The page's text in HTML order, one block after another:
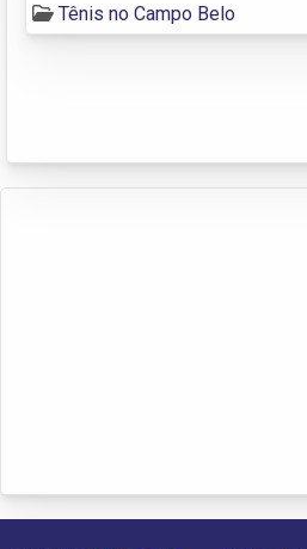
Tênis no Campo Belo